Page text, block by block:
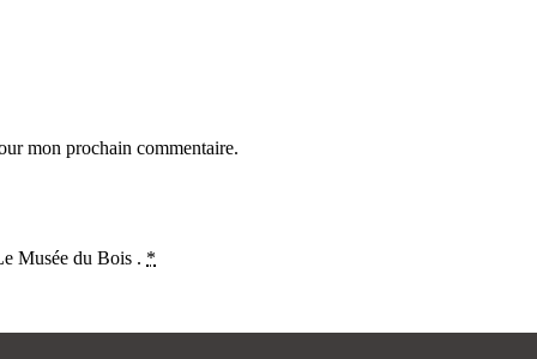
mon prochain commentaire.
Musée du Bois . *